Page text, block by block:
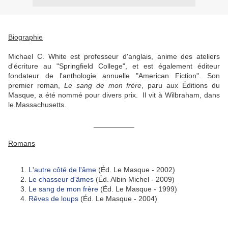
Biographie
Michael C. White est professeur d'anglais, anime des ateliers
d'écriture au "Springfield College", et est également éditeur
fondateur de l'anthologie annuelle "American Fiction". Son
premier roman, Le sang de mon frère , paru aux Éditions du
Masque, a été nommé pour divers prix. Il vit à Wilbraham, dans
le Massachusetts.
Romans
L'autre côté de l'âme (Éd. Le Masque - 2002)
Le chasseur d'âmes (Éd. Albin Michel - 2009)
Le sang de mon frère (Éd. Le Masque - 1999)
Rêves de loups (Éd. Le Masque - 2004)